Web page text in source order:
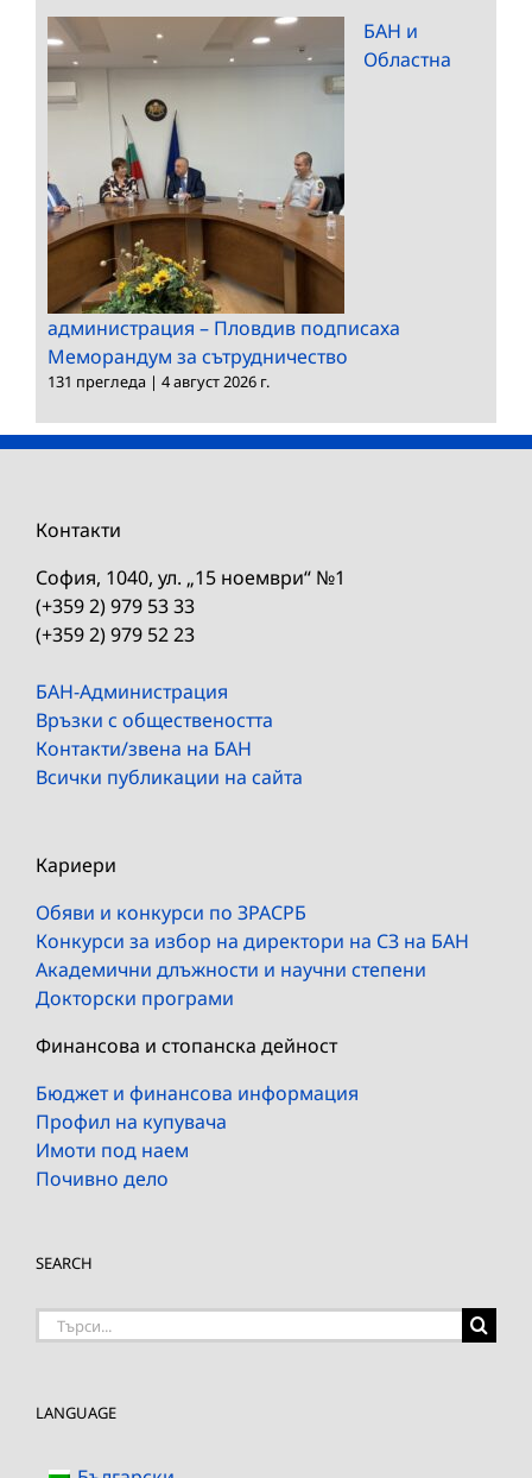
БАН и
Областна
администрация – Пловдив подписаха
Меморандум за сътрудничество
131 прегледа | 4 август 2026 г.
Контакти
София, 1040, ул. „15 ноември“ №1
(+359 2) 979 53 33
(+359 2) 979 52 23
БАН-Администрация
Връзки с обществеността
Контакти/звена на БАН
Всички публикации на сайта
Кариери
Обяви и конкурси по ЗРАСРБ
Конкурси за избор на директори на СЗ на БАН
Академични длъжности и научни степени
Докторски програми
Финансова и стопанска дейност
Бюджет и финансова информация
Профил на купувача
Имоти под наем
Почивно дело
SEARCH
Търсене
LANGUAGE